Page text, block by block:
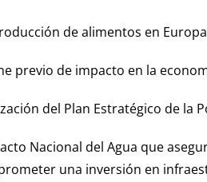
de alimentos en
previo de impacto en la
del Plan Estratégico de la
Nacional del Agua que
una inversión en